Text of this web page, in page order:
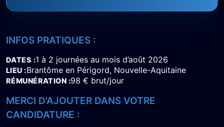
INFOS PRATIQUES :
DATES 1 à 2 journées au mois d’août 2026
LIEU Brantôme en Périgord, Nouvelle-Aquitaine
RÉMUNÉRATION 98 € brut/jour
MERCI D'AJOUTER DANS VOTRE
CANDIDATURE :